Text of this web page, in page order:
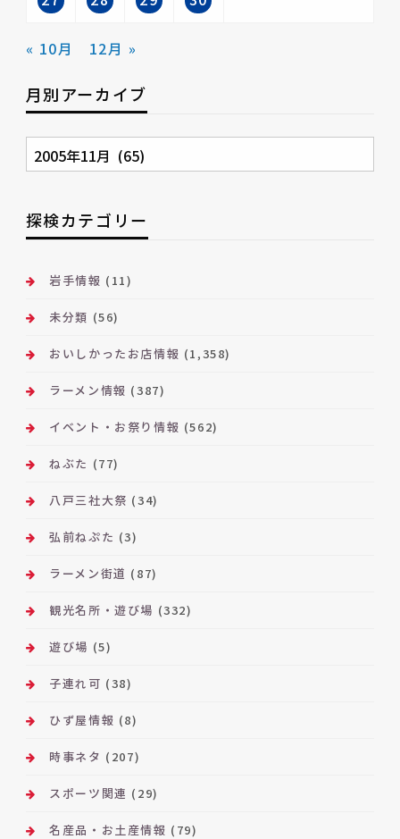
« 10月 12月 »
月別アーカイブ
別
ー
カ
ブ
探検カテゴリー
岩手情報 (11)
未分類 (56)
おいしかったお店情報 (1,358)
ラーメン情報 (387)
イベント・お祭り情報 (562)
ねぶた (77)
八戸三社大祭 (34)
弘前ねぷた (3)
ラーメン街道 (87)
観光名所・遊び場 (332)
遊び場 (5)
子連れ可 (38)
ひず屋情報 (8)
時事ネタ (207)
スポーツ関連 (29)
名産品・お土産情報 (79)